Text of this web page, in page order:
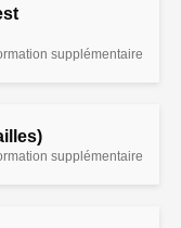
supplémentaire
supplémentaire